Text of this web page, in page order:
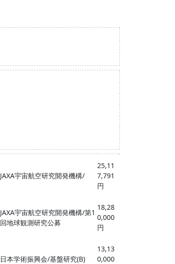
JAXA宇宙航空研究開発機構/
25,11
7,791
円
JAXA宇宙航空研究開発機構/第1
回地球観測研究公募
18,28
0,000
円
日本学術振興会/基盤研究(B)
13,13
0,000